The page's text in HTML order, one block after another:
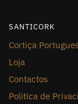
SANTICORK
Cortiça
Loja
Contactos
Politica de